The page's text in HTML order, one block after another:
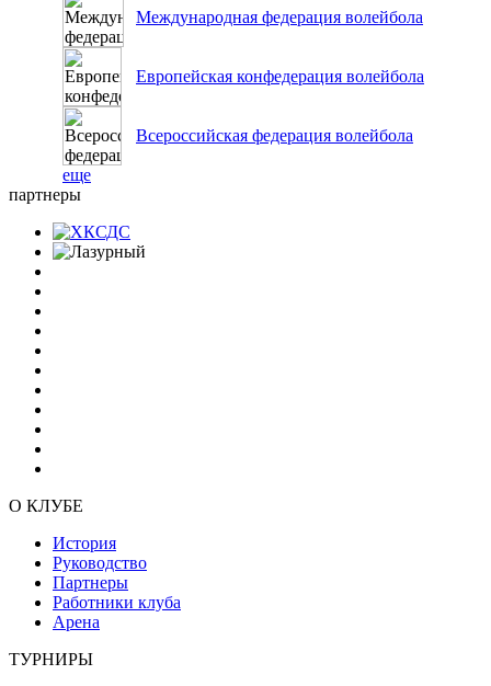
Международная федерация волейбола
Европейская конфедерация волейбола
Всероссийская федерация волейбола
еще
партнеры
О КЛУБЕ
История
Руководство
Партнеры
Работники клуба
Арена
ТУРНИРЫ